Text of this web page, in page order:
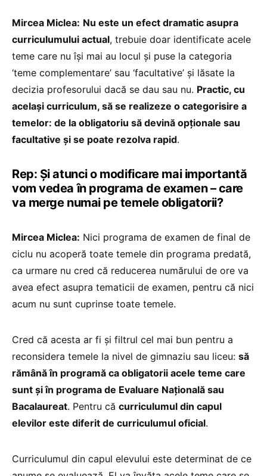
Mircea Miclea: Nu este un efect dramatic asupra
curriculumului actual, trebuie doar identificate acele
teme care nu își mai au locul și puse la categoria
‘teme complementare’ sau ‘facultative’ și lăsate la
decizia profesorului dacă se dau sau nu. Practic, cu
același curriculum, să se realizeze o categorisire a
temelor: de la obligatoriu să devină opționale sau
facultative și se poate rezolva rapid.
Rep: Și atunci o modificare mai importantă
vom vedea în programa de examen – care
va merge numai pe temele obligatorii?
Mircea Miclea: Nici programa de examen de final de
ciclu nu acoperă toate temele din programa predată,
ca urmare nu cred că reducerea numărului de ore va
avea efect asupra tematicii de examen, pentru că nici
acum nu sunt cuprinse toate temele.
Cred că acesta ar fi și filtrul cel mai bun pentru a
reconsidera temele la nivel de gimnaziu sau liceu: să
rămână în programă ca obligatorii acele teme care
sunt și în programa de Evaluare Națională sau
Bacalaureat. Pentru că curriculumul din capul
elevilor este diferit de curriculumul oficial.
Curriculumul din capul elevului este determinat de ce